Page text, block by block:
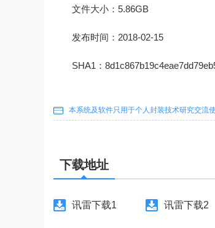
文件大小：5.86GB
发布时间：2018-02-15
SHA1：
本系统及软件只用于个人封装技术研究交流
下载地址
讯雷下载1 讯雷下载2